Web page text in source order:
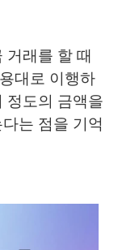
거래를 할 때
대로 이행하
정도의 금액을
는 점을 기억